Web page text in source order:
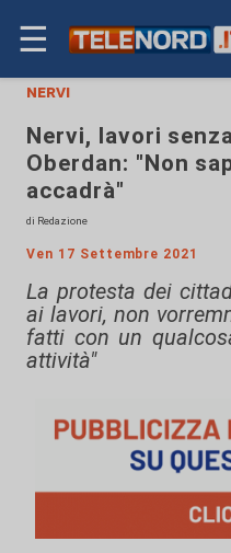
☰
nervi
Nervi, lavori
Oberdan: "Non
accadrà"
di Redazione
Ven 17 Settembre 2021
La protesta dei
ai lavori, non
fatti con un
attività"